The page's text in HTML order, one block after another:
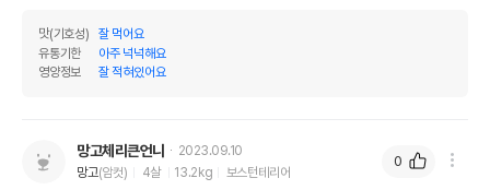
맛(기호성)
잘 먹어요
유통기한
아주 넉넉해요
영양정보
잘 적혀있어요
망고체리큰언니
2023.09.10
망고(암컷) 4살 13.2kg 보스턴테리어
0